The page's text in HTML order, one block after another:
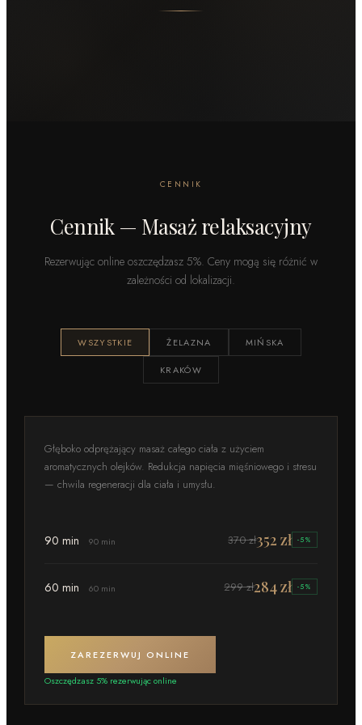
CENNIK
Cennik — Masaż relaksacyjny
Rezerwując online oszczędzasz 5%. Ceny mogą się różnić w
zależności od lokalizacji.
WSZYSTKIE ŻELAZNA MIŃSKA
KRAKÓW
Głęboko odprężający masaż całego ciała z użyciem
aromatycznych olejków. Redukcja napięcia mięśniowego i stresu
— chwila regeneracji dla ciała i umysłu.
90 min 90 min 370 zł352 zł -5%
60 min 60 min 299 zł284 zł -5%
ZAREZERWUJ ONLINE
Oszczędzasz5% rezerwując online